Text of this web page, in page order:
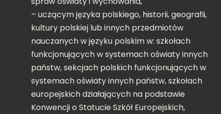
– uczącym języka polskiego, historii, geografii,
kultury polskiej lub innych przedmiotów
nauczanych w języku polskim w: szkołach
funkcjonujących w systemach oświaty innych
państw, sekcjach polskich funkcjonujących w
systemach oświaty innych państw, szkołach
europejskich działających na podstawie
Konwencji o Statucie Szkół Europejskich,